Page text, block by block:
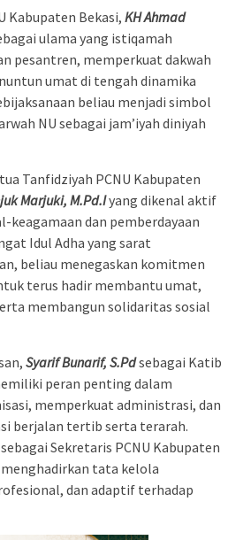
Kabupaten Bekasi, KH Ahmad
ulama yang istiqamah
pesantren, memperkuat dakwah
umat di tengah dinamika
beliau menjadi simbol
NU sebagai jam’iyah diniyah
Tanfidziyah PCNU Kabupaten
Marjuki, M.Pd.Iyang dikenal aktif
keagamaan dan pemberdayaan
Idul Adha yang sarat
beliau menegaskan komitmen
terus hadir membantu umat,
membangun solidaritas sosial
Syarif Bunarif, S.Pdsebagai Katib
peran penting dalam
memperkuat administrasi, dan
berjalan tertib serta terarah.
Sekretaris PCNU Kabupaten
tata kelola
dan adaptif terhadap